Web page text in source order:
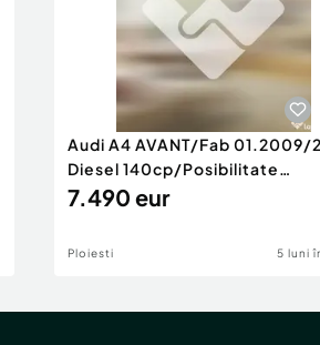
Audi A4 AVANT/Fab 01.2009/
Diesel 140cp/Posibilitate
Rate/GARANTIE
7.490 eur
Ploiesti 5 luni